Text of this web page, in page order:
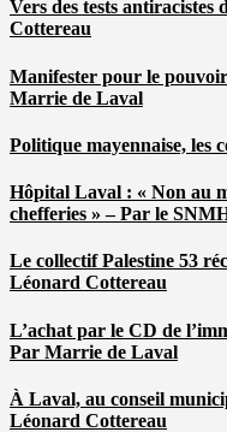
Vers des tests antiracistes
Cottereau
Manifester pour le
Marrie de Laval
Politique mayennaise, les
Hôpital Laval : « Non au
chefferies » – Par le
Le collectif Palestine 53
Léonard Cottereau
L’achat par le CD de
Par Marrie de Laval
À Laval, au conseil
Léonard Cottereau